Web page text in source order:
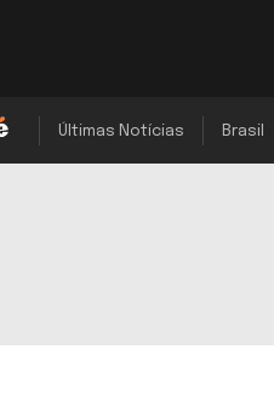
Últimas Notícias Brasil